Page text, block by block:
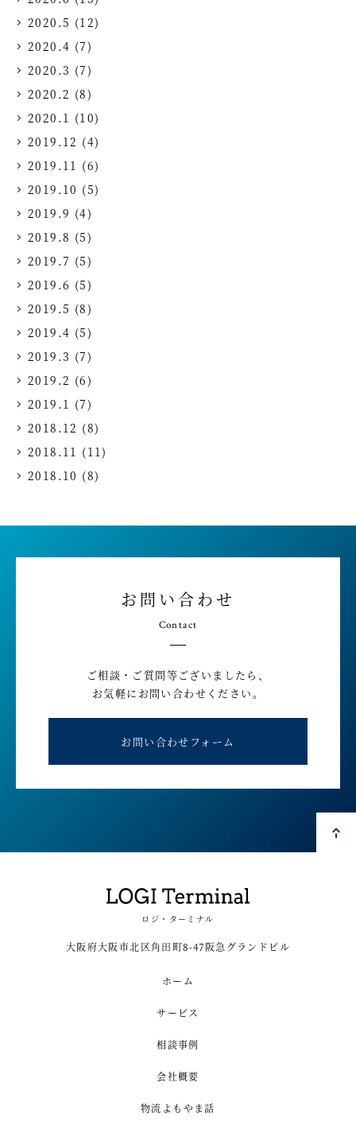
2020.5 (12)
2020.4 (7)
2020.3 (7)
2020.2 (8)
2020.1 (10)
2019.12 (4)
2019.11 (6)
2019.10 (5)
2019.9 (4)
2019.8 (5)
2019.7 (5)
2019.6 (5)
2019.5 (8)
2019.4 (5)
2019.3 (7)
2019.2 (6)
2019.1 (7)
2018.12 (8)
2018.11 (11)
2018.10 (8)
お問い合わせ
Contact
ご相談・ご質問等ございましたら、
お気軽にお問い合わせください。
お問い合わせフォーム
ロジ・ターミナル
大阪府大阪市北区角田町8-47阪急グランドビル
ホーム
サービス
相談事例
会社概要
物流よもやま話